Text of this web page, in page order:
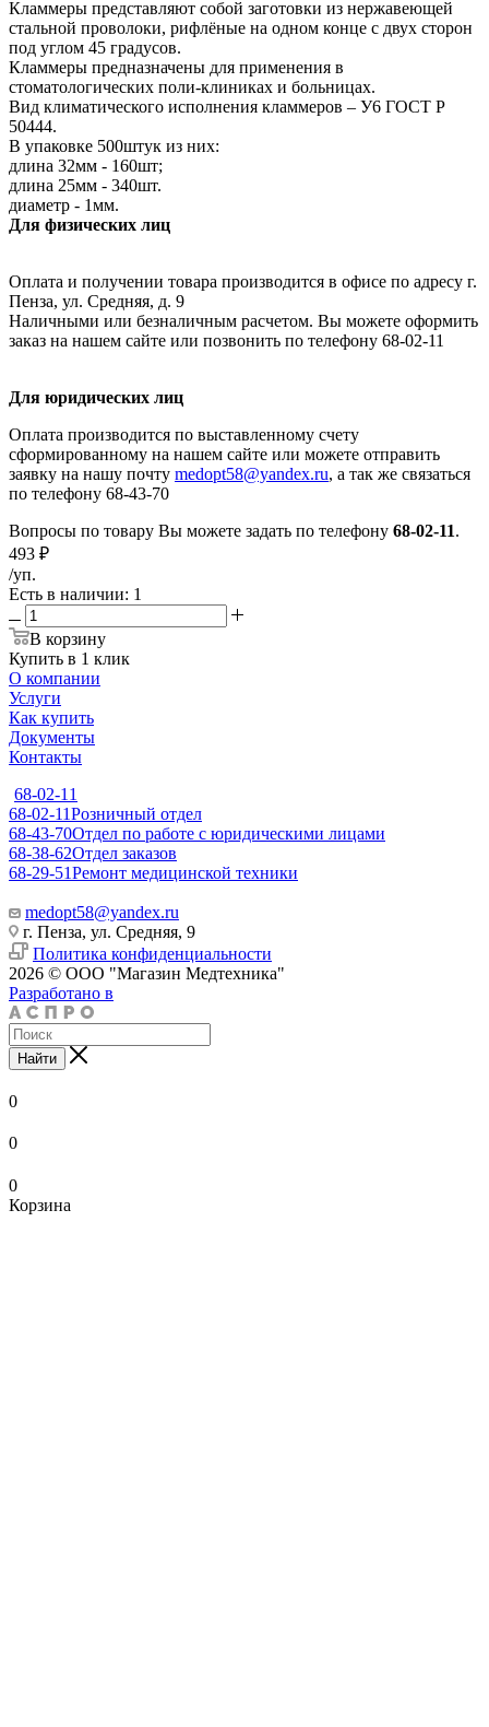
Кламмеры представляют собой заготовки из нержавеющей
стальной проволоки, рифлёные на одном конце с двух сторон
под углом 45 градусов.
Кламмеры предназначены для применения в
стоматологических поли-клиниках и больницах.
Вид климатического исполнения кламмеров – У6 ГОСТ Р
50444.
В упаковке 500штук из них:
длина 32мм - 160шт;
длина 25мм - 340шт.
диаметр - 1мм.
Для физических лиц
Оплата и получении товара производится в офисе по адресу г.
Пенза, ул. Средняя, д. 9
Наличными или безналичным расчетом. Вы можете оформить
заказ на нашем сайте или позвонить по телефону 68-02-11
Для юридических лиц
Оплата производится по выставленному счету
сформированному на нашем сайте или можете отправить
заявку на нашу почту medopt58@yandex.ru, а так же связаться
по телефону 68-43-70
Вопросы по товару Вы можете задать по телефону 68-02-11.
493 ₽
/уп.
Есть в наличии: 1
В корзину
Купить в 1 клик
О компании
Услуги
Как купить
Документы
Контакты
68-02-11
68-02-11Розничный отдел
68-43-70Отдел по работе с юридическими лицами
68-38-62Отдел заказов
68-29-51Ремонт медицинской техники
medopt58@yandex.ru
г. Пенза, ул. Средняя, 9
Политика конфиденциальности
2026 © ООО "Магазин Медтехника"
Разработано в
Найти
0
0
0
Корзина